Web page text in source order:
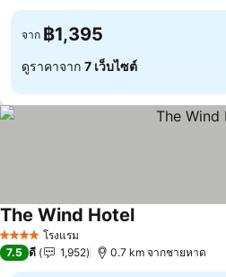
จาก ฿1,395
ดูราคาจาก 7 เว็บไซต์
4 ดาว โรงแรม
The Wind Hotel
7.5 ดี 1,952 0.7 km จากชายหาด